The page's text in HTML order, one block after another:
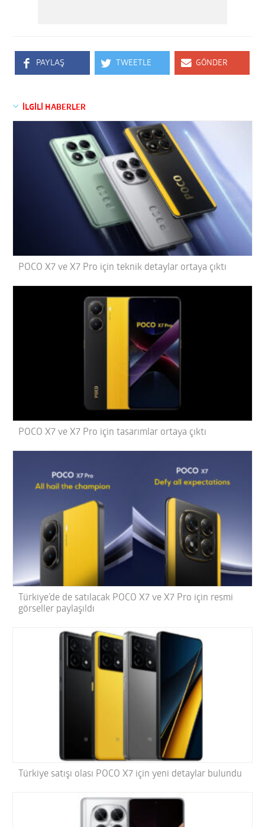
PAYLAŞ TWEETLE GÖNDER
İLGİLİ HABERLER
POCO X7 ve X7 Pro için teknik detaylar ortaya çıktı
POCO X7 ve X7 Pro için tasarımlar ortaya çıktı
Türkiye’de de satılacak POCO X7 ve X7 Pro için resmi
görseller paylaşıldı
Türkiye satışı olası POCO X7 için yeni detaylar bulundu